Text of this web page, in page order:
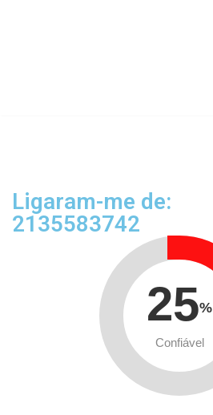
Ligaram-me de:
2135583742
25%
Confiável